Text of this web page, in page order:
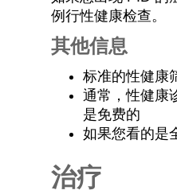
例行性健康检查。
其他信息
标准的性健康
通常，性健康
是免费的
如果您看的是
治疗